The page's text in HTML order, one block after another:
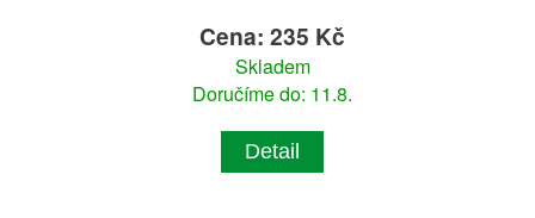
Cena: 235 Kč
Skladem
Doručíme do: 11.8.
Detail